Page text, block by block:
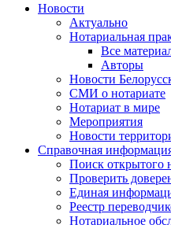
Новости
Актуально
Нотариальная
Все
Авторы
Новости
СМИ о нотариате
Нотариат в мире
Мероприятия
Новости
Справочная
Поиск открытого
Проверить
Единая
Реестр
Нотариальное